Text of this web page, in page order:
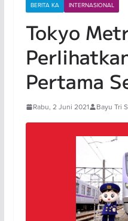
BERITA KA INTERNASIONAL
Tokyo
Pertama
Rabu, 2 Juni 2021 Bayu Tri